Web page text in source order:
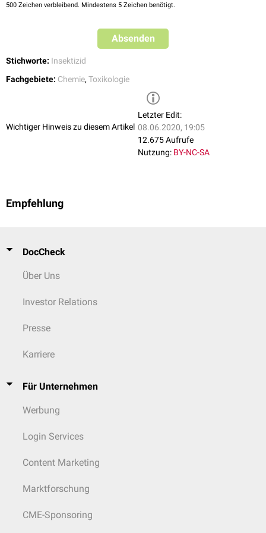
500 Zeichen verbleibend. Mindestens 5 Zeichen benötigt.
Absenden
Stichworte: Insektizid
Fachgebiete: Chemie, Toxikologie
Wichtiger Hinweis zu diesem Artikel
Letzter Edit:
08.06.2020, 19:05
12.675 Aufrufe
Nutzung: BY-NC-SA
Empfehlung
DocCheck
Über Uns
Investor Relations
Presse
Karriere
Für Unternehmen
Werbung
Login Services
Content Marketing
Marktforschung
CME-Sponsoring